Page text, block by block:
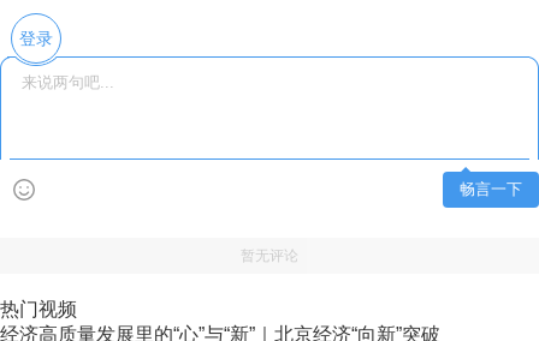
登录
畅言一下
暂无评论
热门视频
经济高质量发展里的“心”与“新”｜北京经济“向新”突破